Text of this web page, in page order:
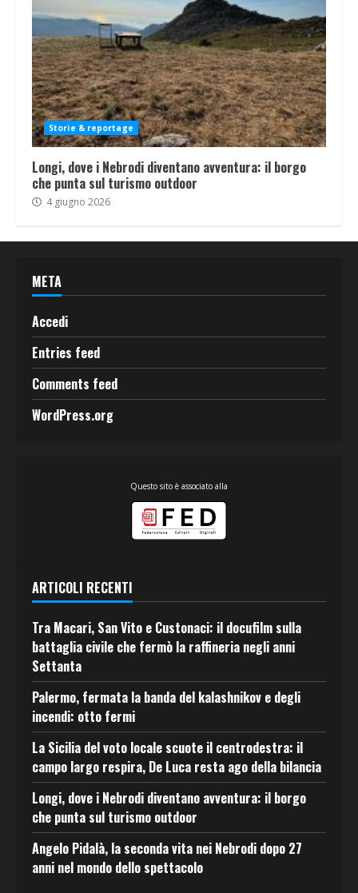
Storie & reportage
Longi, dove i Nebrodi diventano avventura: il borgo
che punta sul turismo outdoor
4 giugno 2026
META
Accedi
Entries feed
Comments feed
WordPress.org
Questo sito è associato alla
ARTICOLI RECENTI
Tra Macari, San Vito e Custonaci: il docufilm sulla
battaglia civile che fermò la raffineria negli anni
Settanta
Palermo, fermata la banda del kalashnikov e degli
incendi: otto fermi
La Sicilia del voto locale scuote il centrodestra: il
campo largo respira, De Luca resta ago della bilancia
Longi, dove i Nebrodi diventano avventura: il borgo
che punta sul turismo outdoor
Angelo Pidalà, la seconda vita nei Nebrodi dopo 27
anni nel mondo dello spettacolo